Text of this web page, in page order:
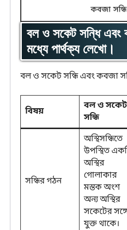
বল ও সকেট সন্ধি এবং
মধ্যে পার্থক্য লেখো।
বল ও সকেট সন্ধি এবং কবজা
বিষয়
বল ও সকেট
সন্ধি
সন্ধির গঠন
অস্থিসন্ধিতে
উপস্থিত
অস্থির
গোলাকার
মস্তক অংশ
অন্য অস্থির
সকেটের
যুক্ত থাকে।